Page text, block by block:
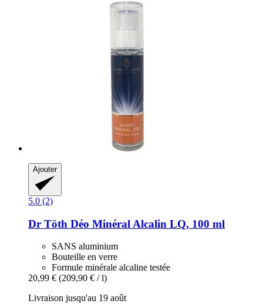
Ajouter
5.0 (2)
Dr Töth Déo Minéral Alcalin LQ, 100 ml
SANS aluminium
Bouteille en verre
Formule minérale alcaline testée
20,99 € (209,90 € / l)
Livraison jusqu'au 19 août